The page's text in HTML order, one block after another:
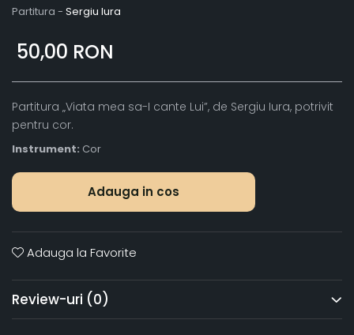
Partitura - Sergiu Iura
50,00 RON
Partitura „Viata mea sa-I cante Lui”, de Sergiu Iura, potrivit
pentru cor.
Instrument: Cor
Adauga in cos
Adauga la Favorite
Review-uri (0)